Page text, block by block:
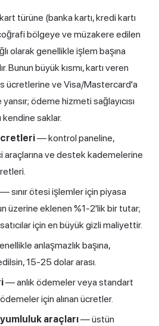
türüne (banka kartı,kredi kartı
bölgeye ve müzakere edilen
olarak genellikle işlem başına
Bunun büyük kısmı, kartı veren
ücretlerine ve Visa/Mastercard'a
ödeme hizmeti sağlayıcısı
kendine saklar.
— kontrol paneline,
araçlarına ve destek kademelerine
— sınır ötesi işlemler için piyasa
üzerine eklenen %1-2'lik bir tutar;
için en büyük gizli maliyettir.
anlaşmazlık başına,
15-25 dolar arası.
— anlık ödemeler veya standart
için alınan ücretler.
araçları— üstün